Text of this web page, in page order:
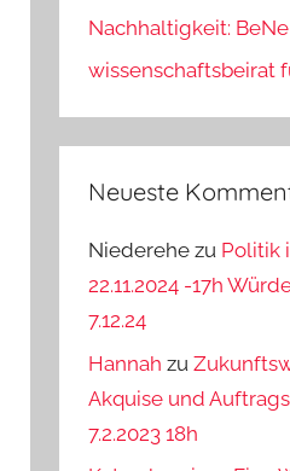
Nachhaltigkeit:
wissenschaftsbeirat
Neueste
Niederehe zu Politik
22.11.2024 -17h
7.12.24
Hannah zu
Akquise und
7.2.2023 18h